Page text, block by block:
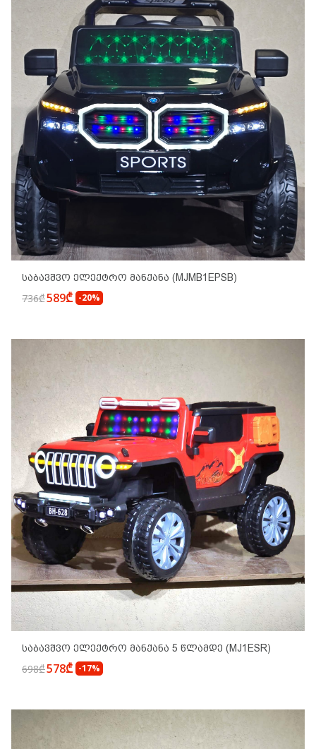
Საბავშვო Ელექტრო Მანქანა (MJMB1EPSB)
736₾589₾ -20%
Საბავშვო Ელექტრო Მანქანა 5 Წლამდე (MJ1ESR)
698₾578₾ -17%